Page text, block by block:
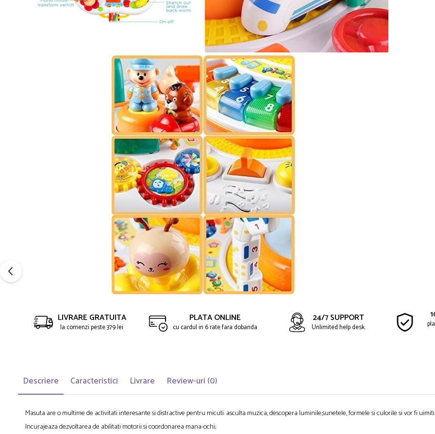
LIVRARE GRATUITA
la comenzi peste 379 lei
PLATA ONLINE
cu cardul in 6 rate fara dobanda
24/7 SUPPORT
Unlimited help desk.
Descriere Caracteristici Livrare Review-uri (0)
Masuta are o multime de activitati interesante si distractive pentru micuti: asculta muzica, descopera luminile,sunetele, formele si culorile si vor fi
Incurajeaza dezvoltarea de abilitati motorii si coordonarea mana-ochi;